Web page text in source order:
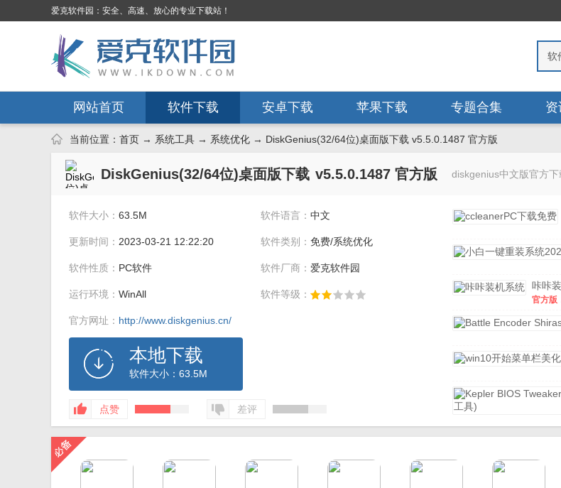
爱克软件园：安全、高速、放心的专业下载站！
软
网站首页 软件下载 安卓下载 苹果下载 专题合集 资
当前位置： 首页 → 系统工具 → 系统优化 → DiskGenius(32/64位)桌面版下载 v5.5.0.1487 官方版
DiskGenius(32/64位)桌面版下载 v5.5.0.1487 官方版 diskgenius中文版官方下
软件大小： 63.5M 软件语言： 中文
更新时间： 2023-03-21 12:22:20 软件类别： 免费/系统优化
软件性质： PC软件 软件厂商： 爱克软件园
运行环境： WinAll 软件等级：
官方网址： http://www.diskgenius.cn/
本地下载
软件大小：63.5M
点赞 差评
咔咔
方版
官方版
华为
方版